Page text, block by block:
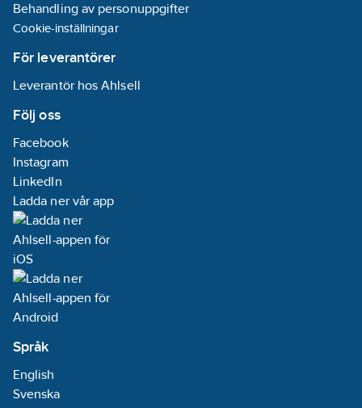
Behandling av personuppgifter
Cookie-inställningar
För leverantörer
Leverantör hos Ahlsell
Följ oss
Facebook
Instagram
LinkedIn
Ladda ner vår app
Språk
English
Svenska